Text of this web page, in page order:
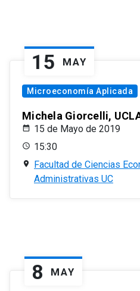
15 MAY
Microeconomía Aplicada
Michela Giorcelli,
15 de Mayo de 2019
15:30
Facultad de Ciencias
Administrativas UC
8 MAY